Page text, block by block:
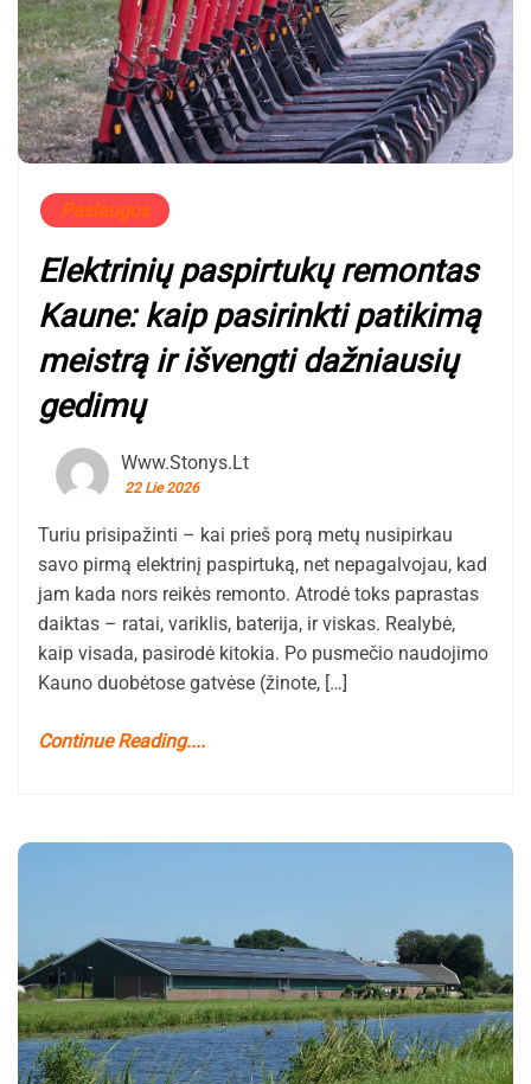
Paslaugos
Elektrinių paspirtukų remontas
Kaune: kaip pasirinkti patikimą
meistrą ir išvengti dažniausių
gedimų
Www.stonys.lt
22 Lie 2026
Turiu prisipažinti – kai prieš porą metų nusipirkau
savo pirmą elektrinį paspirtuką, net nepagalvojau, kad
jam kada nors reikės remonto. Atrodė toks paprastas
daiktas – ratai, variklis, baterija, ir viskas. Realybė,
kaip visada, pasirodė kitokia. Po pusmečio naudojimo
Kauno duobėtose gatvėse (žinote, […]
Continue Reading....